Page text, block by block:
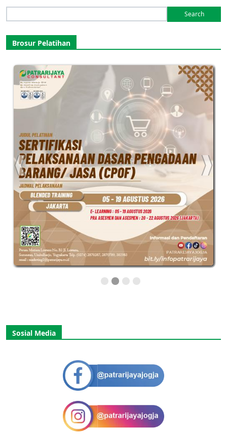
for:
Brosur Pelatihan
Sosial Media